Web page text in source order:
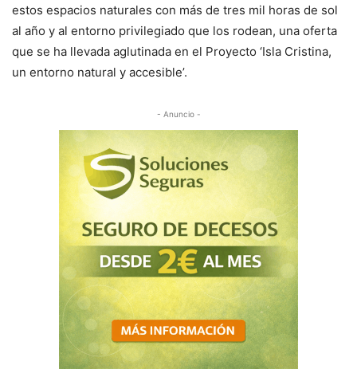
estos espacios naturales con más de tres mil horas de sol
al año y al entorno privilegiado que los rodean, una oferta
que se ha llevada aglutinada en el Proyecto ‘Isla Cristina,
un entorno natural y accesible’.
- Anuncio -